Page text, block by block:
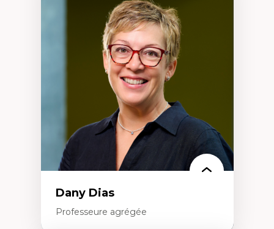
Théories du développement
Économie politique comparée
Élites économiques
Sociologie économique
Extractivisme
Classes sociales
Mouvements sociaux
Théories de l’État
Dany Dias
Professeure agrégée